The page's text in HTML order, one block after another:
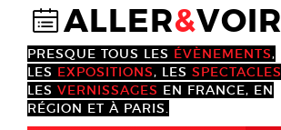
@ALLER&VOIR
PRESQUE TOUS LES ÉVÈNEMENTS,
LES EXPOSITIONS, LES SPECTACLES
LES VERNISSAGES EN FRANCE, EN
RÉGION ET À PARIS.